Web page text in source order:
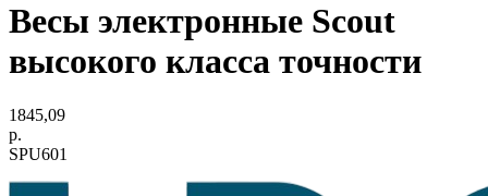
Весы электронные Scout
высокого класса точности
1845,09
р.
SPU601